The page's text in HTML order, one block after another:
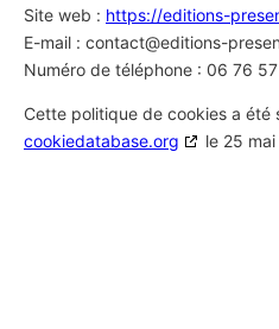
Site web : https://editions-
E-mail : contact@editions-
Numéro de téléphone : 06 76 57
Cette politique de cookies a été
cookiedatabase.org
le 25